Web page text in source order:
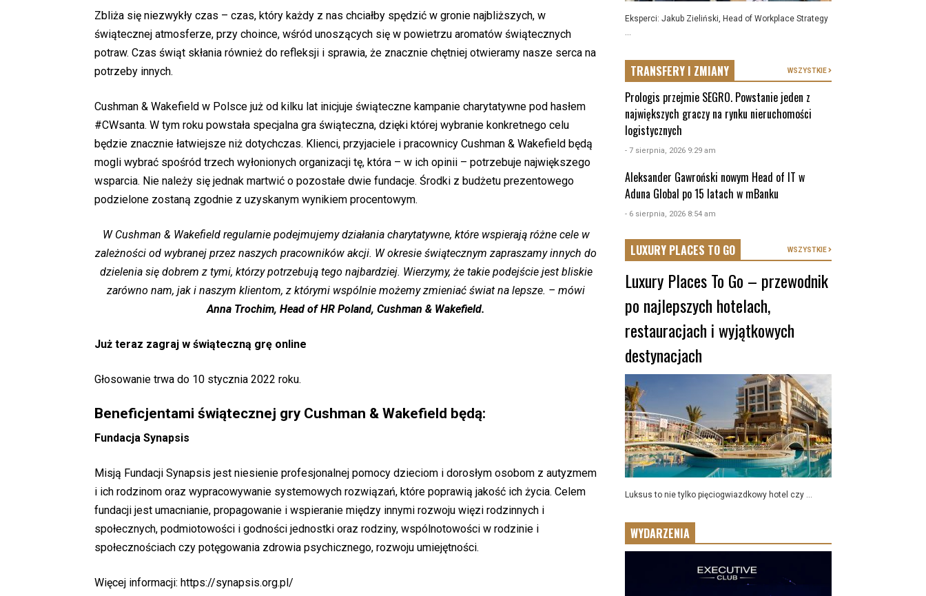
Zbliża się niezwykły czas – czas, który każdy z nas chciałby spędzić w gronie najbliższych, w
świątecznej atmosferze, przy choince, wśród unoszących się w powietrzu aromatów świątecznych
potraw. Czas świąt skłania również do refleksji i sprawia, że znacznie chętniej otwieramy nasze serca na
potrzeby innych.
Cushman & Wakefield w Polsce już od kilku lat inicjuje świąteczne kampanie charytatywne pod hasłem
#CWsanta. W tym roku powstała specjalna gra świąteczna, dzięki której wybranie konkretnego celu
będzie znacznie łatwiejsze niż dotychczas. Klienci, przyjaciele i pracownicy Cushman & Wakefield będą
mogli wybrać spośród trzech wyłonionych organizacji tę, która – w ich opinii – potrzebuje największego
wsparcia. Nie należy się jednak martwić o pozostałe dwie fundacje. Środki z budżetu prezentowego
podzielone zostaną zgodnie z uzyskanym wynikiem procentowym.
W Cushman & Wakefield regularnie podejmujemy działania charytatywne, które wspierają różne cele w
zależności od wybranej przez naszych pracowników akcji. W okresie świątecznym zapraszamy innych do
dzielenia się dobrem z tymi, którzy potrzebują tego najbardziej. Wierzymy, że takie podejście jest bliskie
zarówno nam, jak i naszym klientom, z którymi wspólnie możemy zmieniać świat na lepsze. – mówi
Anna Trochim, Head of HR Poland, Cushman & Wakefield.
Już teraz zagraj w świąteczną grę online
Głosowanie trwa do 10 stycznia 2022 roku.
Beneficjentami świątecznej gry Cushman & Wakefield będą:
Fundacja Synapsis
Misją Fundacji Synapsis jest niesienie profesjonalnej pomocy dzieciom i dorosłym osobom z autyzmem
i ich rodzinom oraz wypracowywanie systemowych rozwiązań, które poprawią jakość ich życia. Celem
fundacji jest umacnianie, propagowanie i wspieranie między innymi rozwoju więzi rodzinnych i
społecznych, podmiotowości i godności jednostki oraz rodziny, wspólnotowości w rodzinie i
społecznościach czy potęgowania zdrowia psychicznego, rozwoju umiejętności.
Więcej informacji: https://synapsis.org.pl/
Eksperci: Jakub Zieliński, Head of Workplace Strategy
...
TRANSFERY I ZMIANY WSZYSTKIE
Prologis przejmie SEGRO. Powstanie jeden z
największych graczy na rynku nieruchomości
logistycznych
- 7 sierpnia, 2026 9:29 am
Aleksander Gawroński nowym Head of IT w
Aduna Global po 15 latach w mBanku
- 6 sierpnia, 2026 8:54 am
LUXURY PLACES TO GO WSZYSTKIE
Luxury Places To Go – przewodnik
po najlepszych hotelach,
restauracjach i wyjątkowych
destynacjach
Luksus to nie tylko pięciogwiazdkowy hotel czy ...
WYDARZENIA